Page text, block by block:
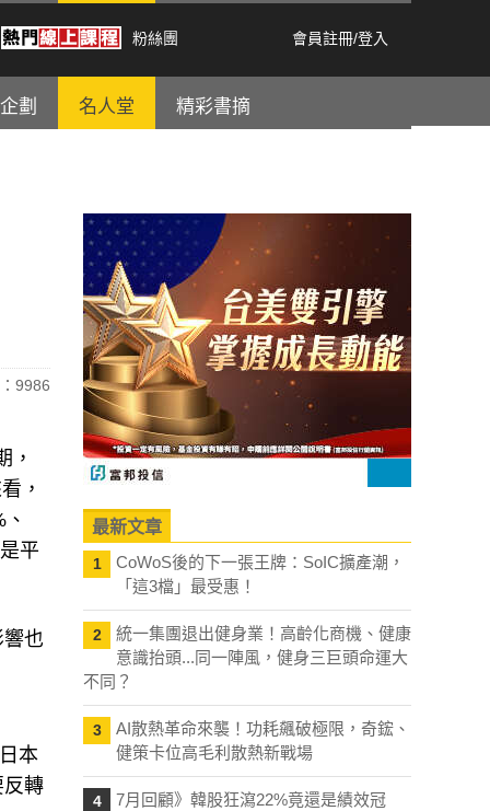
粉絲團 會員註冊/登入
劃 名人堂 精彩書摘
9986
，
，
平
也
本
反轉
最新文章
1
CoWoS後的下一張王牌：SoIC擴產潮，
「這3檔」最受惠！
2
統一集團退出健身業！高齡化商機、健康
意識抬頭...同一陣風，健身三巨頭命運大
不同？
3
AI散熱革命來襲！功耗飆破極限，奇鋐、
健策卡位高毛利散熱新戰場
4
7月回顧》韓股狂瀉22%竟還是績效冠